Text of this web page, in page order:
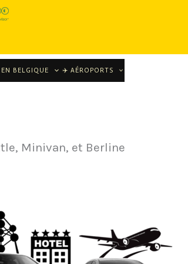
BELGIQUE ✈️ AÉROPORTS
Minivan, et Berline